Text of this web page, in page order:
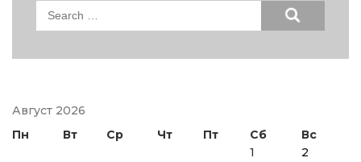
Search
Август 2026
Пн
Вт Ср Чт Пт Сб
Вс
1
2